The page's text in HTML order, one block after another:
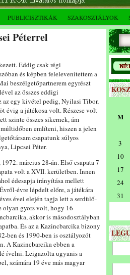
PUBLICISZTIKÁK SZAKOSZTÁLYOK
Péterrel
Eddig csak régi
és képben felelevenítettem a
beszélgetőpartnerem egyrészt
az összes eddigi
az egy kivétel pedig, Nyilasi Tibor,
évig a játékosa volt. Részese volt
szinte összes sikernek, ám
említeni, hiszen a jelen
csapatunk súlyos
Lipcsei Péter.
március 28-án. Első csapata 7
volt a XVII. kerületben. Innen
édesapja irányítása mellett
évre lépdelt előre, a játékára
évei elején tagja lett a serdülő-
olyan gyors volt, hogy 16
akkor is másodosztályban
És az a Kazincbarcika bizony
ben és 1990-ben is osztályozót
A Kazincbarcika ebben a
ívelni. Leigazolta ugyanis a
számára 19 éve más magyar
M
3
10
17
24
31